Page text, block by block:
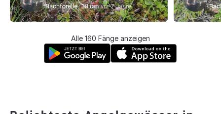
Bachforelle 38 cm vor 7 Jahre
Alle 160 Fänge anzeigen